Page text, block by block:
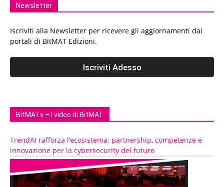
Newsletter
Iscriviti alla Newsletter per ricevere gli aggiornamenti dai
portali di BitMAT Edizioni.
BitMATv – I video di BitMAT
TrendAI rafforza l’ecosistema: partnership, competenze e
innovazione per la cybersecurity del futuro